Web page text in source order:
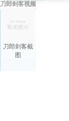
刀郎剑客视频
刀郎剑客截
图